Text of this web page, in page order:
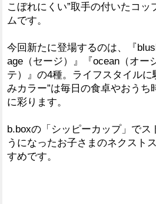
こぼれにくい”取手の付いたコッ
ムです。
今回新たに登場するのは、『
age（セージ）』『ocean（オー
テ）』の4種。ライフスタイルに
みカラー”は毎日の食卓やおうち
に彩ります。
b.boxの「シッピーカップ」でス
うになったお子さまのネクスト
すめです。